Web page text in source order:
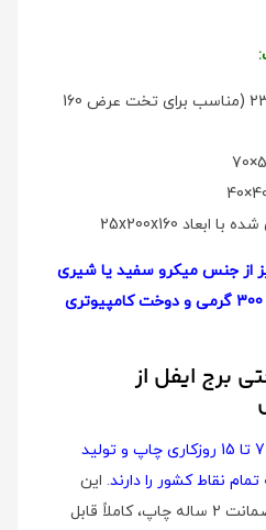
1 عدد لحاف با ابعاد 220×230 (مناسب برای تخت عرض 160
از جنس میکرو سفید یا شیری
رنگ است و لحاف با الیاف 300 گرمی و دوخت کامپیوتری
برج ایفل از
تمام محصولات چاپی بین 7 تا 15 روزکاری چاپ و تولید
نقاط کشور را دارند. این
محصولات با رنگ ثابت و ضمانت 2 ساله چاپ، کاملاً قابل